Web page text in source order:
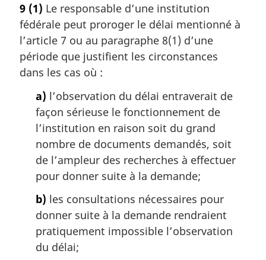
t
e
m
a
r
g
9 (1) Le responsable d’une institution
fédérale peut proroger le délai mentionné à
l’article 7 ou au paragraphe 8(1) d’une
période que justifient les circonstances
dans les cas où :
a) l’observation du délai entraverait de
façon sérieuse le fonctionnement de
l’institution en raison soit du grand
nombre de documents demandés, soit
de l’ampleur des recherches à effectuer
pour donner suite à la demande;
b) les consultations nécessaires pour
donner suite à la demande rendraient
pratiquement impossible l’observation
du délai;